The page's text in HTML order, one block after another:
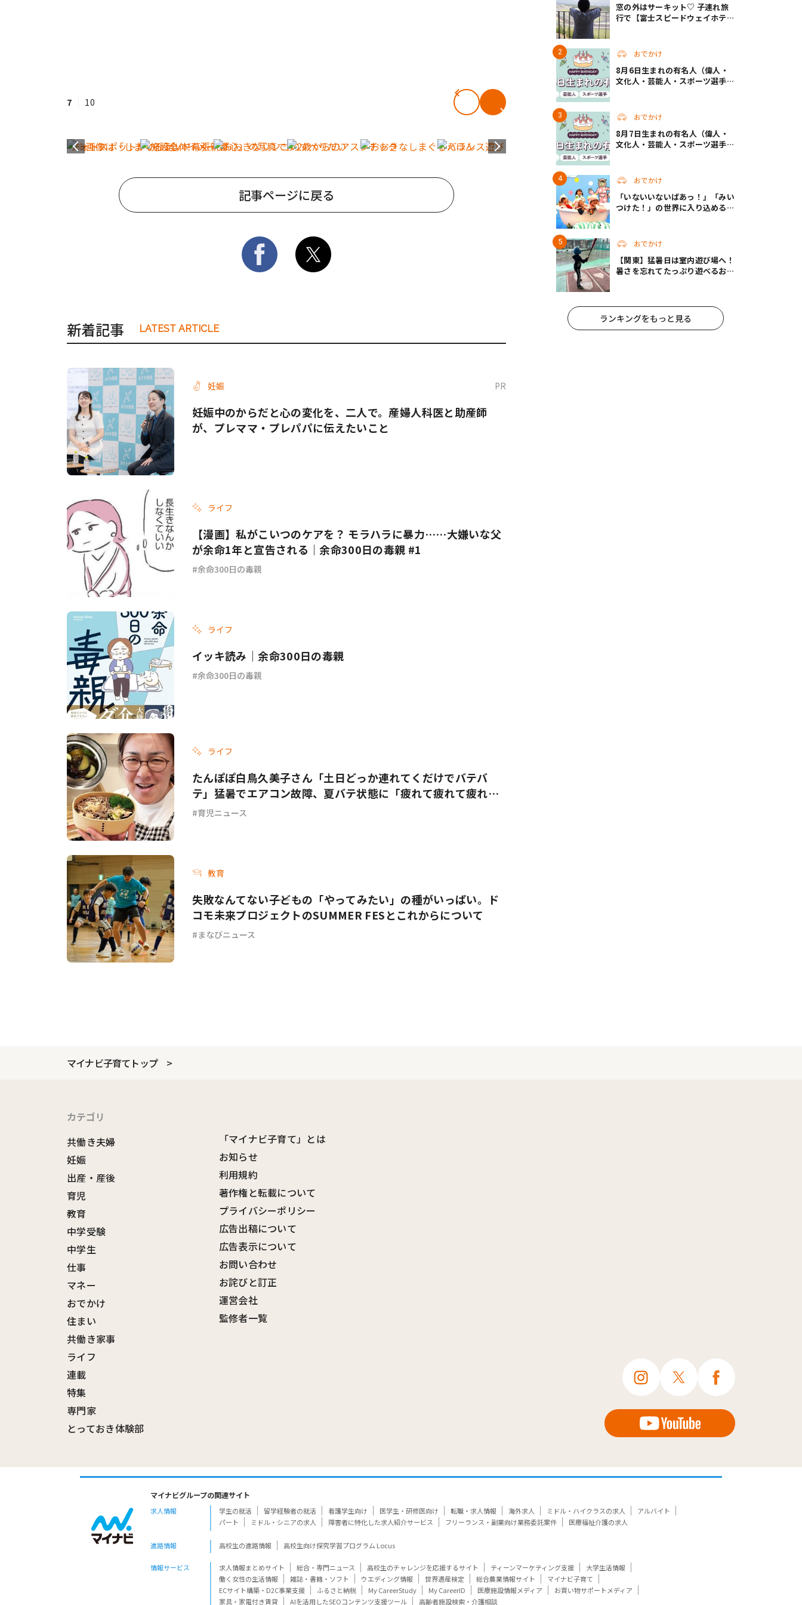
7 10
記事ページに戻る
新着記事 LATEST ARTICLE
妊娠 PR
妊娠中のからだと心の変化を、二人で。産婦人科医と助産師
が、プレママ・プレパパに伝えたいこと
ライフ
【漫画】私がこいつのケアを？ モラハラに暴力……大嫌いな父
が余命1年と宣告される｜余命300日の毒親 #1
余命300日の毒親
ライフ
イッキ読み｜余命300日の毒親
余命300日の毒親
ライフ
たんぽぽ白鳥久美子さん「土日どっか連れてくだけでバテバ
テ」猛暑でエアコン故障、夏バテ状態に「疲れて疲れて疲れ果
てて…」
育児ニュース
教育
失敗なんてない――子どもの「やってみたい」の種がいっぱい。ド
コモ未来プロジェクトのSUMMER FESとこれからについて
まなびニュース
窓の外はサーキット♡ 子連れ旅
行で【富士スピードウェイホテ
おでかけ
8月6日生まれの有名人（偉人・
文化人・芸能人・スポーツ選手・
おでかけ
8月7日生まれの有名人（偉人・
文化人・芸能人・スポーツ選手・
おでかけ
「いないいないばあっ！」「みい
つけた！」の世界に入り込める！
おでかけ
【関東】猛暑日は室内遊び場へ！
暑さを忘れてたっぷり遊べるおす
ランキングをもっと見る
マイナビ子育てトップ
カテゴリ
共働き夫婦
妊娠
出産・産後
育児
教育
中学受験
中学生
仕事
マネー
おでかけ
住まい
共働き家事
ライフ
連載
特集
専門家
とっておき体験部
「マイナビ子育て」とは
お知らせ
利用規約
著作権と転載について
プライバシーポリシー
広告出稿について
広告表示について
お問い合わせ
お詫びと訂正
運営会社
監修者一覧
マイナビグループの関連サイト
求人情報 学生の就活 留学経験者の就活 看護学生向け 医学生・研修医向け 転職・求人情報 海外求人 ミドル・ハイクラスの求人
アルバイト
パート
ミドル・シニアの求人 障害者に特化した求人紹介サービス フリーランス・副業向け業務委託案件 医療福祉介護の求人
進路情報 高校生の進路情報 高校生向け探究学習プログラム Locus
情報サービス 求人情報まとめサイト 総合・専門ニュース 高校生のチャレンジを応援するサイト ティーンマーケティング支援
大学生活情報
働く女性の生活情報
雑誌・書籍・ソフト ウエディング情報 世界遺産検定 総合農業情報サイト
マイナビ子育て
ECサイト構築・D2C事業支援
ふるさと納税 My CareerStudy My CareerID 医療施設情報メディア
お買い物サポートメディア
家具・家電付き賃貸
AIを活用したSEOコンテンツ支援ツール 高齢者施設検索・介護相談